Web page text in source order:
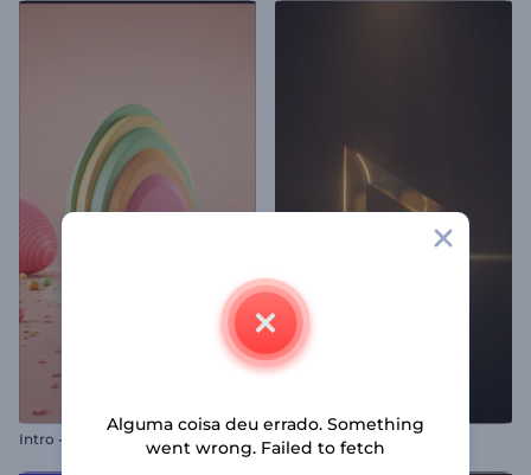
Intro - Ovos de Páscoa Coloridos Logotipo Metal Reluzente
Alguma coisa deu errado. Something
went wrong. Failed to fetch